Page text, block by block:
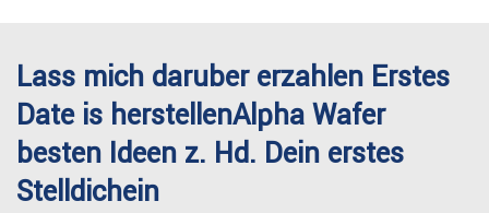
Lass mich daruber erzahlen Erstes
Date is herstellenAlpha Wafer
besten Ideen z. Hd. Dein erstes
Stelldichein